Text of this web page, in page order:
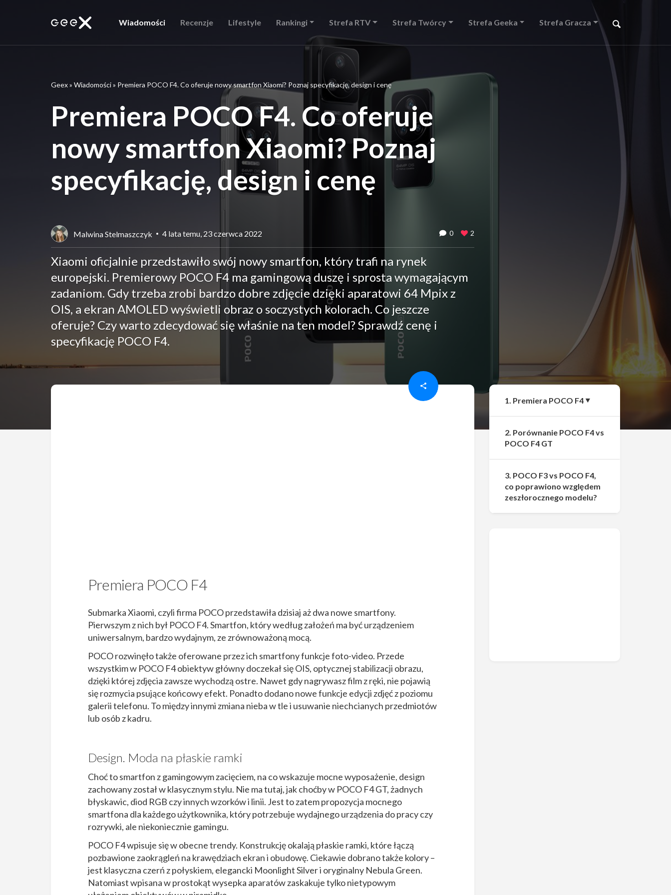
Wiadomości Recenzje Lifestyle Rankingi Strefa RTV Strefa Twórcy Strefa Geeka Strefa Gracza
Geex» Wiadomości» Premiera POCO F4. Co oferuje nowy smartfon Xiaomi? Poznaj specyfikację, design i cenę
Premiera POCO F4. Co oferuje
nowy smartfon Xiaomi? Poznaj
specyfikację, design i cenę
Malwina Stelmaszczyk 4 lata temu, 23 czerwca 2022 0 2
Xiaomi oficjalnie przedstawiło swój nowy smartfon, który trafi na rynek
europejski. Premierowy POCO F4 ma gamingową duszę i sprosta wymagającym
zadaniom. Gdy trzeba zrobi bardzo dobre zdjęcie dzięki aparatowi 64 Mpix z
OIS, a ekran AMOLED wyświetli obraz o soczystych kolorach. Co jeszcze
oferuje? Czy warto zdecydować się właśnie na ten model? Sprawdź cenę i
specyfikację POCO F4.
Premiera POCO F4
Submarka Xiaomi, czyli firma POCO przedstawiła dzisiaj aż dwa nowe smartfony.
Pierwszym z nich był POCO F4. Smartfon, który według założeń ma być urządzeniem
uniwersalnym, bardzo wydajnym, ze zrównoważoną mocą.
POCO rozwinęło także oferowane przez ich smartfony funkcje foto-video. Przede
wszystkim w POCO F4 obiektyw główny doczekał się OIS, optycznej stabilizacji obrazu,
dzięki której zdjęcia zawsze wychodzą ostre. Nawet gdy nagrywasz film z ręki, nie pojawią
się rozmycia psujące końcowy efekt. Ponadto dodano nowe funkcje edycji zdjęć z poziomu
galerii telefonu. To między innymi zmiana nieba w tle i usuwanie niechcianych przedmiotów
lub osób z kadru.
Design. Moda na płaskie ramki
Choć to smartfon z gamingowym zacięciem, na co wskazuje mocne wyposażenie, design
zachowany został w klasycznym stylu. Nie ma tutaj, jak choćby w POCO F4 GT, żadnych
błyskawic, diod RGB czy innych wzorków i linii. Jest to zatem propozycja mocnego
smartfona dla każdego użytkownika, który potrzebuje wydajnego urządzenia do pracy czy
rozrywki, ale niekoniecznie gamingu.
POCO F4 wpisuje się w obecne trendy. Konstrukcję okalają płaskie ramki, które łączą
pozbawione zaokrągleń na krawędziach ekran i obudowę. Ciekawie dobrano także kolory –
jest klasyczna czerń z połyskiem, elegancki Moonlight Silver i oryginalny Nebula Green.
Natomiast wpisana w prostokąt wysepka aparatów zaskakuje tylko nietypowym
1. Premiera POCO F4
2. Porównanie POCO F4 vs
POCO F4 GT
3. POCO F3 vs POCO F4,
co poprawiono względem
zeszłorocznego modelu?